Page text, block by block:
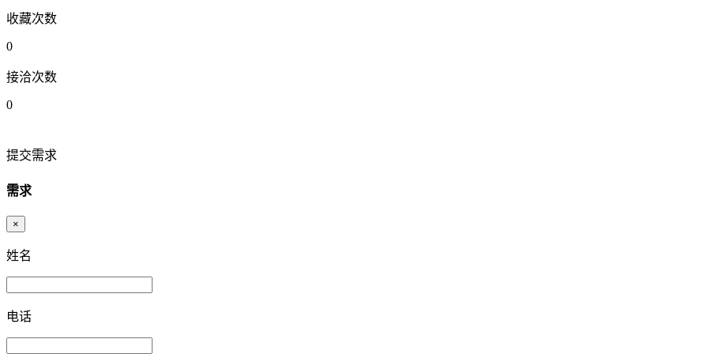
收藏次数
0
接洽次数
0
提交需求
需求
×
姓名
电话